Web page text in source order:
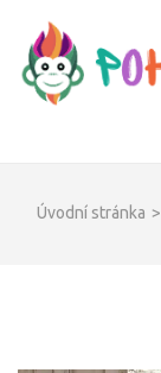
obsah
(Enter)
Úvodní stránka >